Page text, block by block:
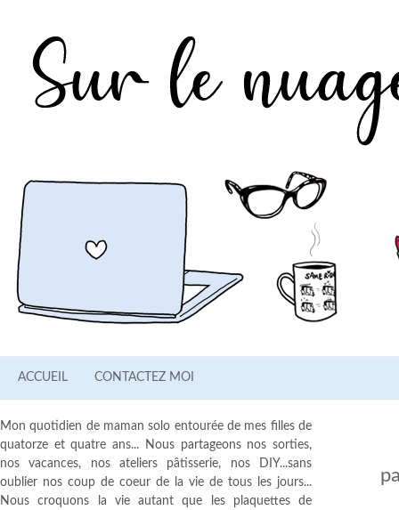
ACCUEIL CONTACTEZ MOI
Mon quotidien de maman solo entourée de mes filles de
quatorze et quatre ans... Nous partageons nos sorties,
nos vacances, nos ateliers pâtisserie, nos DIY...sans
oublier nos coup de coeur de la vie de tous les jours...
Nous croquons la vie autant que les plaquettes de